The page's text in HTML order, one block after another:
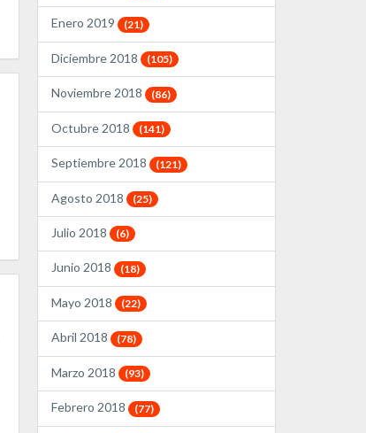
Enero 2019 (21)
Diciembre 2018 (105)
Noviembre 2018 (86)
Octubre 2018 (141)
Septiembre 2018 (121)
Agosto 2018 (25)
Julio 2018 (6)
Junio 2018 (18)
Mayo 2018 (22)
Abril 2018 (78)
Marzo 2018 (93)
Febrero 2018 (77)